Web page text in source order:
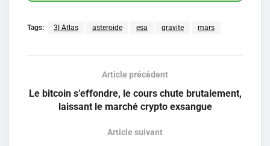
Tags: 3I Atlas asteroide esa gravite mars
Article précédent
Le bitcoin s’effondre, le cours chute brutalement,
laissant le marché crypto exsangue
Article suivant